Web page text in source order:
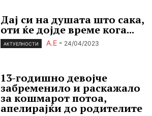
Дај си на душата што сака,
оти ќе дојде време кога...
АКТУЕЛНОСТИ А.Е - 24/04/2023
13-годишно девојче
забременило и раскажало
за кошмарот потоа,
апелирајќи до родителите